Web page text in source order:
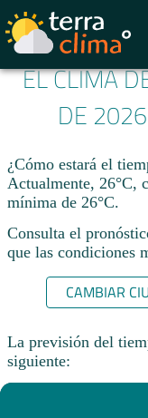
EL CLIMA
DE
¿Cómo estará el
Actualmente, 26°C,
mínima de 26°C.
Consulta el
que las condiciones
CAMBIAR
La previsión del
siguiente: